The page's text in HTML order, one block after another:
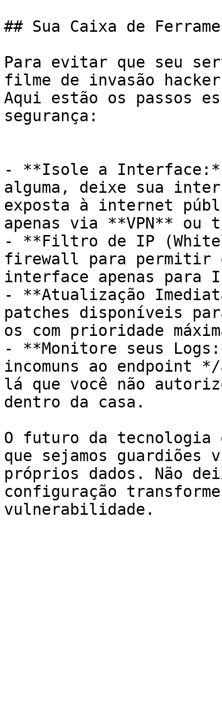
## Sua Caixa de
Para evitar que seu
filme de invasão
Aqui estão os passos
segurança:
- **Isole a
alguma, deixe sua
exposta à internet
apenas via **VPN** ou
- **Filtro de IP
firewall para permitir
interface apenas para
- **Atualização
patches disponíveis
os com prioridade
- **Monitore seus
incomuns ao endpoint
lá que você não
dentro da casa.
O futuro da
que sejamos guardiões
próprios dados. Não
configuração
vulnerabilidade.